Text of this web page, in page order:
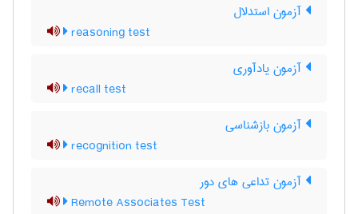
آزمون استدلال
reasoning test
آزمون یادآوری
recall test
آزمون بازشناسی
recognition test
آزمون تداعی های دور
Remote Associates Test